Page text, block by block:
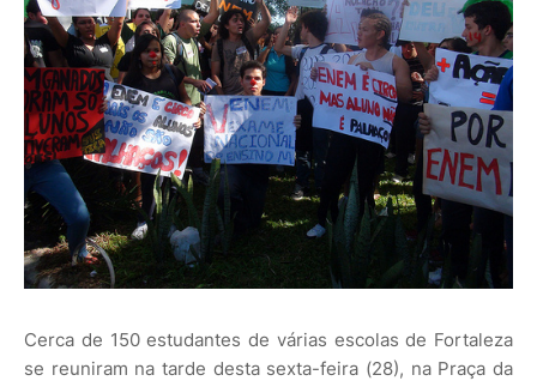
Cerca de 150 estudantes de várias escolas de Fortaleza
se reuniram na tarde desta sexta-feira (28), na Praça da